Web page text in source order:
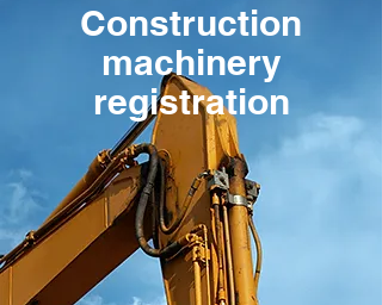
Construction
machinery
registration